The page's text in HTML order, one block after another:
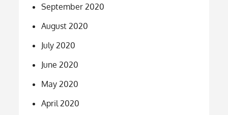
September 2020
August 2020
July 2020
June 2020
May 2020
April 2020